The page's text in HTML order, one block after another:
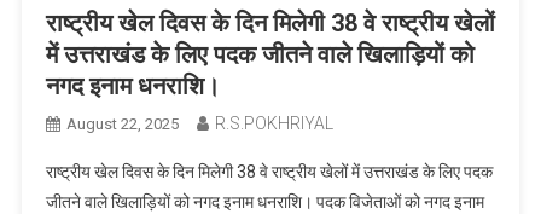
राष्ट्रीय खेल दिवस के दिन मिलेगी 38 वे राष्ट्रीय खेलों
में उत्तराखंड के लिए पदक जीतने वाले खिलाड़ियों को
नगद इनाम धनराशि।
August 22, 2025 R.S.POKHRIYAL
राष्ट्रीय खेल दिवस के दिन मिलेगी 38 वे राष्ट्रीय खेलों में उत्तराखंड के लिए पदक
जीतने वाले खिलाड़ियों को नगद इनाम धनराशि। पदक विजेताओं को नगद इनाम